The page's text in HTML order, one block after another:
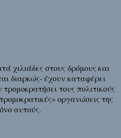
χιλιάδες στους δρόμους και
διαρκώς- έχουν καταφέρει
τους πολιτικούς
οργανώσεις της
αυτούς.